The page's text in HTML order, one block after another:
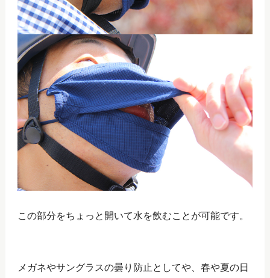
この部分をちょっと開いて水を飲むことが可能です。
メガネやサングラスの曇り防止としてや、春や夏の日